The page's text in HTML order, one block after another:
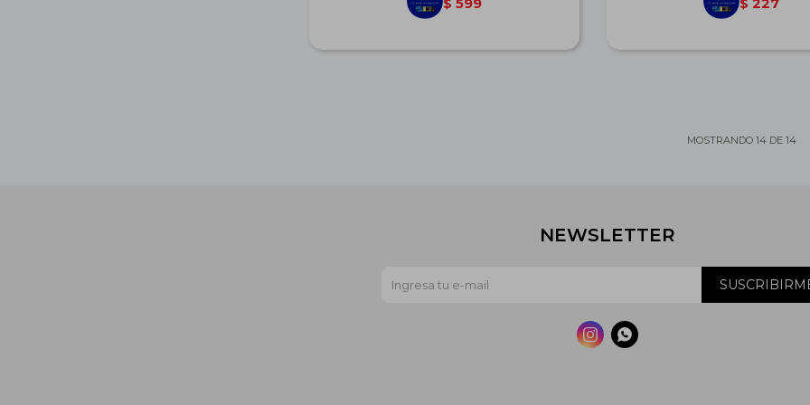
$ $
MOSTRANDO 14DE 14
NEWSLETTER
 